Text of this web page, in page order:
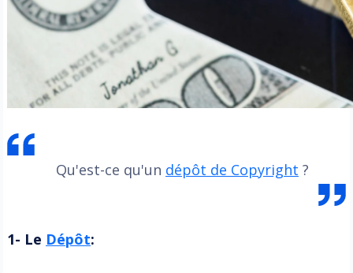
Qu'est-ce qu'un dépôt de Copyright ?
1- Le Dépôt: